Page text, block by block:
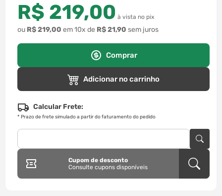
R$ 219,00 à vista no pix
ou R$219,00 em10x de R$21,90 sem juros
Comprar
Adicionar no carrinho
Calcular Frete:
* Prazo de frete simulado a partir do faturamento do pedido
Cupom de desconto
Consulte cupons disponíveis